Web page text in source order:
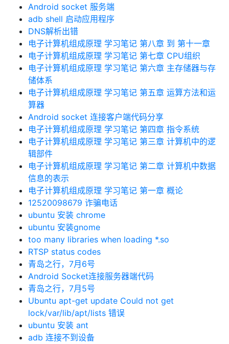
Android socket 服务端
adb shell 启动应用程序
DNS解析出错
电子计算机组成原理 学习笔记 第八章 到 第十一章
电子计算机组成原理 学习笔记 第七章 CPU组织
电子计算机组成原理 学习笔记 第六章 主存储器与存
储体系
电子计算机组成原理 学习笔记 第五章 运算方法和运
算器
Android socket 连接客户端代码分享
电子计算机组成原理 学习笔记 第四章 指令系统
电子计算机组成原理 学习笔记 第三章 计算机中的逻
辑部件
电子计算机组成原理 学习笔记 第二章 计算机中数据
信息的表示
电子计算机组成原理 学习笔记 第一章 概论
12520098679 诈骗电话
ubuntu 安装 chrome
ubuntu 安装gnome
too many libraries when loading *.so
RTSP status codes
青岛之行，7月6号
Android Socket连接服务器端代码
青岛之行，7月5号
Ubuntu apt-get update Could not get
lock/var/lib/apt/lists 错误
ubuntu 安装 ant
adb 连接不到设备